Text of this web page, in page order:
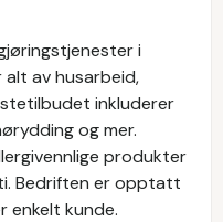
i
alt av husarbeid,
inkluderer
og mer.
produkter
Bedriften er opptatt
enkelt kunde.